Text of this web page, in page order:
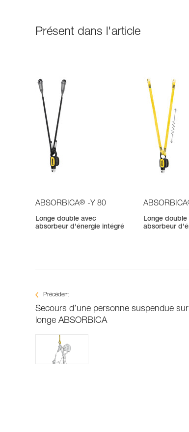
Présent dans l'article
ABSORBICA® -Y 80
Longe double avec
absorbeur d'énergie intégré
ABSORBICA
Longe double
absorbeur
Précédent
Secours d’une personne suspendue
longe ABSORBICA